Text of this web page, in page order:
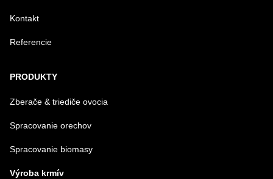
Kontakt
Referencie
PRODUKTY
Zberače & triediče ovocia
Spracovanie orechov
Spracovanie biomasy
Výroba krmív